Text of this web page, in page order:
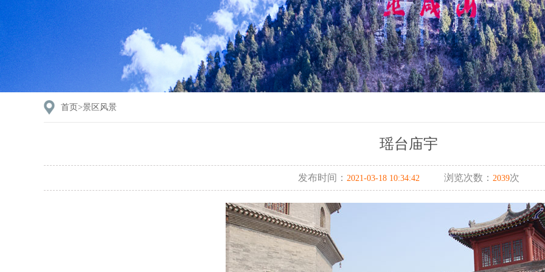
首页>景区风景
瑶台庙宇
发布时间： 2021-03-18 10:34:42 浏览次数： 2039次